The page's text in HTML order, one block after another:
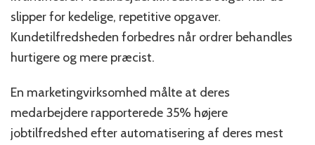
slipper for kedelige, repetitive opgaver.
Kundetilfredsheden forbedres når ordrer behandles
hurtigere og mere præcist.
En marketingvirksomhed målte at deres
medarbejdere rapporterede 35% højere
jobtilfredshed efter automatisering af deres mest